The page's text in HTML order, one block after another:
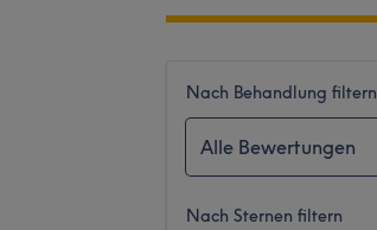
Nach Behandlung filtern
Alle Bewertungen
Nach Sternen filtern